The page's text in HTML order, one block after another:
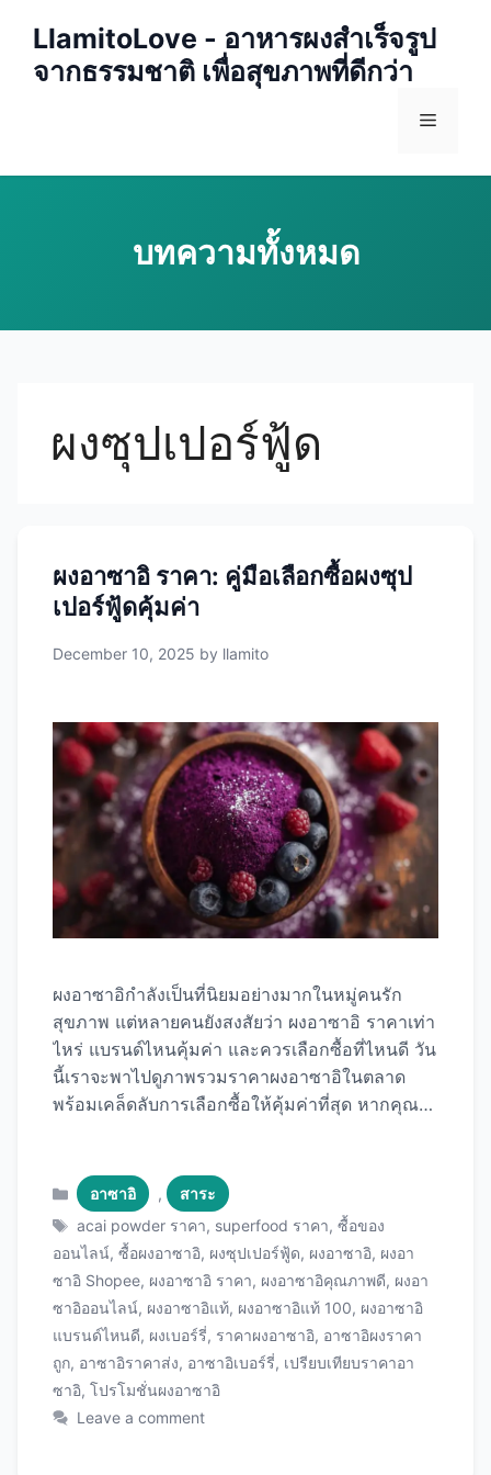
content
LlamitoLove - อาหารผงสำเร็จรูป
จากธรรมชาติ เพื่อสุขภาพที่ดีกว่า
Menu
ผงซุปเปอร์ฟู้ด
ผงอาซาอิ ราคา: คู่มือเลือกซื้อผงซุป
เปอร์ฟู้ดคุ้มค่า
December 10, 2025 by llamito
ผงอาซาอิกำลังเป็นที่นิยมอย่างมากในหมู่คนรัก
สุขภาพ แต่หลายคนยังสงสัยว่า ผงอาซาอิ ราคาเท่า
ไหร่ แบรนด์ไหนคุ้มค่า และควรเลือกซื้อที่ไหนดี วัน
นี้เราจะพาไปดูภาพรวมราคาผงอาซาอิในตลาด
พร้อมเคล็ดลับการเลือกซื้อให้คุ้มค่าที่สุด หากคุณ
ได้รับความนิยมสูงและมีราคาที่แข่งขันได้ ภาพรวม
ราคาผงอาซาอิในตลาดไทย ในปัจจุบัน ราคาผงอา
ซาอิในตลาดไทยมีความหลากหลายขึ้นอยู่กับ
แบรนด์ คุณภาพ และปริมาณ โดยทั่วไปราคาจะอยู่
ในช่วง 150-1,200 บาทต่อ 100 กรัม ราคาตาม
ขนาดบรรจุภัณฑ์ ช่วงราคาตามคุณภาพ ระดับเริ่ม
ต้น (150-400 บาท/100g): มักเป็นผงอาซาอิผสมกับ
ผงผลไม้อื่น เปอร์เซ็นต์อาซาอิต่ำกว่า 70% เหมาะ
สำหรับผู้เริ่มต้นลอง ระดับกลาง (400-700
Categories
อาซาอิ ,
สาระ
Tags
acai powder ราคา, superfood ราคา,ซื้อของ
ออนไลน์, ซื้อผงอาซาอิ, ผงซุปเปอร์ฟู้ด, ผงอาซาอิ, ผงอา
ซาอิ Shopee, ผงอาซาอิ ราคา, ผงอาซาอิคุณภาพดี, ผงอา
ซาอิออนไลน์, ผงอาซาอิแท้, ผงอาซาอิแท้ 100, ผงอาซาอิ
แบรนด์ไหนดี, ผงเบอร์รี่, ราคาผงอาซาอิ, อาซาอิผงราคา
ถูก, อาซาอิราคาส่ง, อาซาอิเบอร์รี่, เปรียบเทียบราคาอา
ซาอิ, โปรโมชั่นผงอาซาอิ
Leave a comment